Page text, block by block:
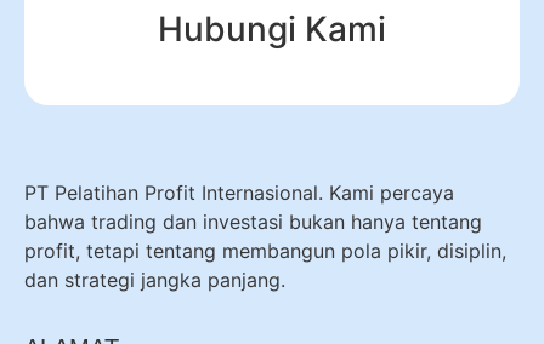
Hubungi Kami
PT Pelatihan Profit Internasional. Kami percaya
bahwa trading dan investasi bukan hanya tentang
profit, tetapi tentang membangun pola pikir, disiplin,
dan strategi jangka panjang.